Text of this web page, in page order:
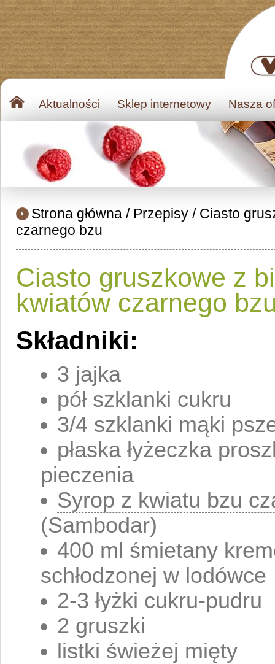
Aktualności Sklep internetowy Nasza
Strona główna / Przepisy / Ciasto
czarnego bzu
Ciasto gruszkowe z
kwiatów czarnego
Składniki:
3 jajka
pół szklanki cukru
3/4 szklanki mąki
płaska łyżeczka
pieczenia
Syrop z kwiatu bzu
(Sambodar)
400 ml śmietany
schłodzonej w lodówce
2-3 łyżki cukru-pudru
2 gruszki
listki świeżej mięty